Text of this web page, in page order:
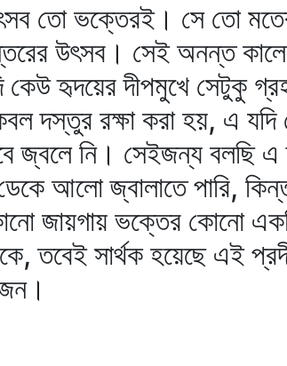
তো ভক্তেরই। সে তো মতের
উৎসব। সেই অনন্ত
কেউ হৃদয়ের দীপমুখে সেটুকু
দস্তুর রক্ষা করা হয়, এ
জ্বলে নি। সেইজন্য বলছি
আলো জ্বালাতে পারি,
জায়গায় ভক্তের কোনো
তবেই সার্থক হয়েছে এই